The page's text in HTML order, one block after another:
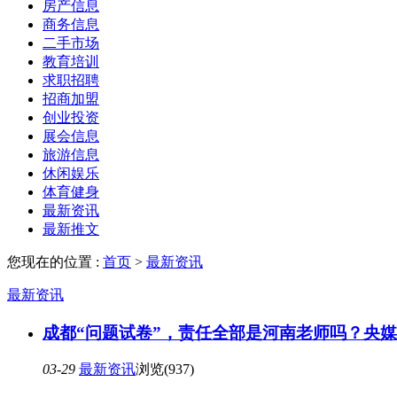
房产信息
商务信息
二手市场
教育培训
求职招聘
招商加盟
创业投资
展会信息
旅游信息
休闲娱乐
体育健身
最新资讯
最新推文
您现在的位置 : 首页 > 最新资讯
最新资讯
成都“问题试卷”，责任全部是河南老师吗？央
03-29 最新资讯浏览(937)